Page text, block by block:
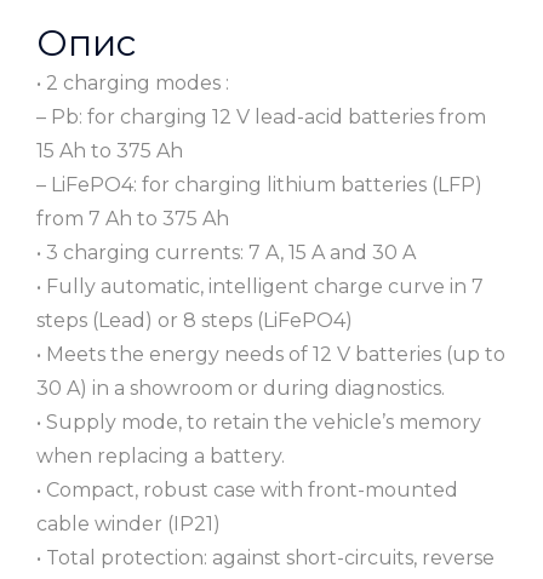
Опис
• 2 charging modes :
– Pb: for charging 12 V lead-acid batteries from
15 Ah to 375 Ah
– LiFePO4: for charging lithium batteries (LFP)
from 7 Ah to 375 Ah
• 3 charging currents: 7 A, 15 A and 30 A
• Fully automatic, intelligent charge curve in 7
steps (Lead) or 8 steps (LiFePO4)
• Meets the energy needs of 12 V batteries (up to
30 A) in a showroom or during diagnostics.
• Supply mode, to retain the vehicle’s memory
when replacing a battery.
• Compact, robust case with front-mounted
cable winder (IP21)
• Total protection: against short-circuits, reverse